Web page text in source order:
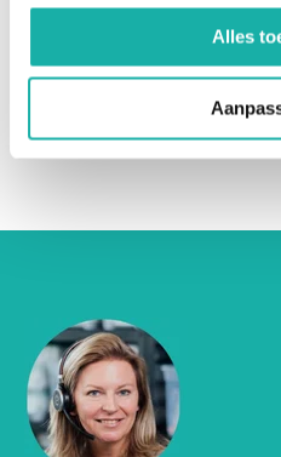
Alles
Belangrijk om te
's ochtends nuchter het
bloedafname 's
Voorbeeld van uitslag
Lage CTX: kan wijzen
bij succesvolle